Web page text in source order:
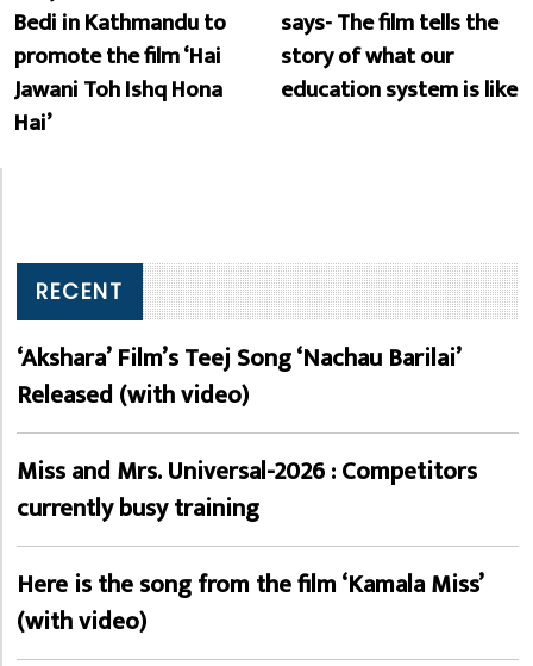
Bedi in Kathmandu to
promote the film ‘Hai
Jawani Toh Ishq Hona
Hai’
says- The film tells the
story of what our
education system is like
RECENT
‘Akshara’ Film’s Teej Song ‘Nachau Barilai’
Released (with video)
Miss and Mrs. Universal-2026 : Competitors
currently busy training
Here is the song from the film ‘Kamala Miss’
(with video)